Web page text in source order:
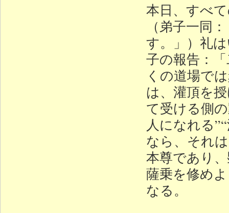
本日、すべ
（弟子一同
す。」）礼
子の報告：
くの道場で
は、灌頂を
て受ける側
人になれる
なら、それ
本尊であり
薩乗を修め
なる。